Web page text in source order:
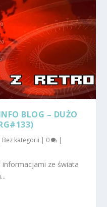
BLOG – DUŻO
Bez kategorii | 0 |
informacjami ze świata